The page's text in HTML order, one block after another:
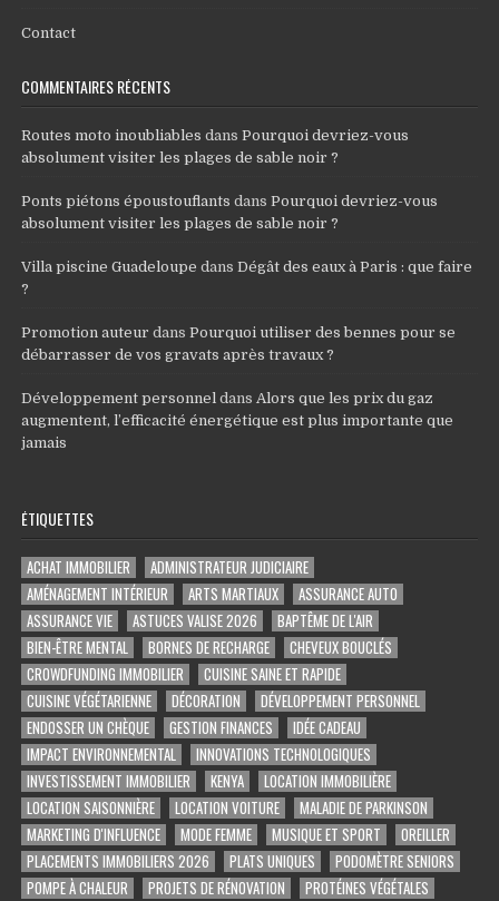
Contact
COMMENTAIRES RÉCENTS
Routes moto inoubliables dansPourquoi devriez-vous
absolument visiter les plages de sable noir ?
Ponts piétons époustouflants dansPourquoi devriez-vous
absolument visiter les plages de sable noir ?
Villa piscine Guadeloupe dansDégât des eaux à Paris : que faire
?
Promotion auteur dansPourquoi utiliser des bennes pour se
débarrasser de vos gravats après travaux ?
Développement personnel dansAlors que les prix du gaz
augmentent, l’efficacité énergétique est plus importante que
jamais
ÉTIQUETTES
ACHAT IMMOBILIER
ADMINISTRATEUR JUDICIAIRE
AMÉNAGEMENT INTÉRIEUR
ARTS MARTIAUX
ASSURANCE AUTO
ASSURANCE VIE
ASTUCES VALISE 2026
BAPTÊME DE L'AIR
BIEN-ÊTRE MENTAL
BORNES DE RECHARGE
CHEVEUX BOUCLÉS
CROWDFUNDING IMMOBILIER
CUISINE SAINE ET RAPIDE
CUISINE VÉGÉTARIENNE
DÉCORATION
DÉVELOPPEMENT PERSONNEL
ENDOSSER UN CHÈQUE
GESTION FINANCES
IDÉE CADEAU
IMPACT ENVIRONNEMENTAL
INNOVATIONS TECHNOLOGIQUES
INVESTISSEMENT IMMOBILIER
KENYA
LOCATION IMMOBILIÈRE
LOCATION SAISONNIÈRE
LOCATION VOITURE
MALADIE DE PARKINSON
MARKETING D'INFLUENCE
MODE FEMME MUSIQUE ET SPORT
OREILLER
PLACEMENTS IMMOBILIERS 2026
PLATS UNIQUES
PODOMÈTRE SENIORS
POMPE À CHALEUR
PROJETS DE RÉNOVATION
PROTÉINES VÉGÉTALES